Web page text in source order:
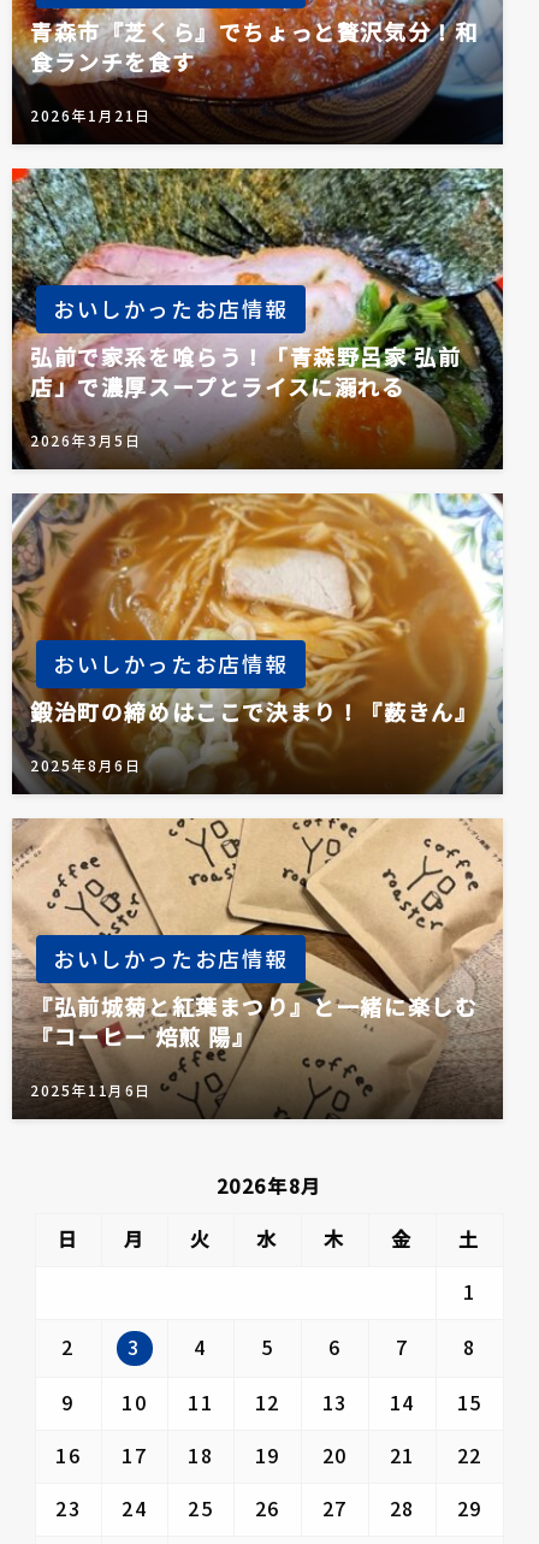
青森市『芝くら』でちょっと贅沢気分！和
食ランチを食す
2026年1月21日
おいしかったお店情報
弘前で家系を喰らう！「青森野呂家 弘前
店」で濃厚スープとライスに溺れる
2026年3月5日
おいしかったお店情報
鍛治町の締めはここで決まり！『薮きん』
2025年8月6日
おいしかったお店情報
『弘前城菊と紅葉まつり』と一緒に楽しむ
『コーヒー 焙煎 陽』
2025年11月6日
2026年8月
日
月 火 水 木 金
土
1
2
3 4 5 6 7
8
9
10 11 12 13 14
15
16
17 18 19 20 21
22
23
24 25 26 27 28
29